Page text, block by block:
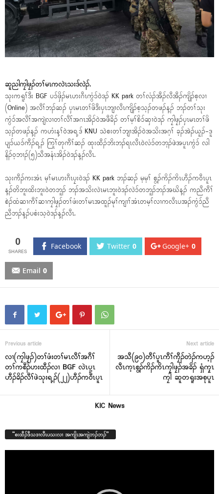
ဆူညါကၠါဖၠၣ်တၢ်မၤကလဲၤသးဒ်လဲၣ်.
သုးကရူၢ်ဒီး BGF ပၥ်ဖှိၣ်မၤဟးဂီၤကွံၥ်ဝဲဒၣ် KK park တၢ်လံၣ်အီၣ်လီအီၣ်ကျိၣ်စ့လၢ
(Online) အလီၢ်ဘၣ်ဆၣ် ပှၤမၤတၢ်ဖိဒီးပှၤဘျၢလီၤကျိၣ်စ့သ့ၣ်တဖၣ်န့ၣ် ဘၣ်တၢ်သုး
ကွံၥ်အလီၢ်အကျဲလၢတၢ်လီၢ်အဂၤအိၣ်ဝဲအဖီခိၣ် တၢ်မ့ၢ်စိၥ်ဆှၢဝဲဒၣ် ကၠါဖၠၣ်ပှၤမၤတၢ်ဖိ
သ့ၣ်တဖၣ်န့ၣ် ကဟံးန့ၢ်ဝဲအရ့ဒ် KNU သဲစးတၢ်ဘျၢအိၣ်ဝဲအသိးအဂ့ၢ် ခ့ၣ်အဲၣ်ယူၣ်-ဒူ
ပျၥ်ယၥ်ကီၣ်ရ့ၣ် ကြုၢ်တုကီၢ်ဆၣ် ထုးထီၣ်ဘိးဘၣ်ရၤလီၤဝဲလံၥ်တဘ့ၣ်ဖဲအပူၤကွံၥ် လါ
နိၣ်ဝ့ဘၢၣ်(၅)သီအနံၤအိၣ်ဝဲဒၣ်န့ၣ်လီၤ.
သုးကီၣ်ကးအံၤ မ့ၢ်မၤဟးဂီၤပၠးဝဲဒၣ် KK park ဘၣ်ဆၣ် မ့မ့ၢ် စွ့ၣ်ကိၣ်ကိၤဟီၣ်ကဝီၤပူၤ
န့ၣ်တိဘူးထိးဘူးဝဲတဘူၣ် ဘၣ်အသိးလဲၤမၤဘူးဝဲဒၣ်လဲၥ်တဘူၣ်ဘၣ်အဃိန့ၣ် ကညီကီၢ်
စဲၣ်ထံဆၢကီၢ်ဆၢကၠါဖၠၣ်တၢ်ဖံးတၢ်မၤအထူၣ်မုၢ်ကျၢၢ်အံၤတမ့ၢ်လၢကလီၤပအၣ်ကွံၥ်ညီ
ညီဘၣ်န့ၣ်ပစံးသ့ဝဲဒၣ်န့ၣ်လီၤ.
0 Facebook Twitter 0 Google+ 0
Email 0
Previous article
လၢ(ကၠါဖၠၣ်)တၢ်ဖံးတၢ်မၤလီၢ်အဂီၢ်
တၢ်ကစီၣ်ဟးထီၣ်လၢ BGF လဲၤပှ့ၤ
ဟီၣ်ခိၣ်လီၢ်ဖဲသုးရ့ၣ်(၂၂)ဟီၣ်ကဝီၤပူၤ
Next article
အသီ(၉၀)တီၢ်ပူၤကီၢ်ကၠီၣ်တဲၣ်ကဟ့ၣ်
လီၤက့ၤစွ့ၣ်ကိၣ်ကိၤကၠါဖၠၣ်အခိၣ် ရှံကၠ့ၤ
ကၠါ ဆူတရူးအစုပူၤ
KIC News
“စးထီၣ်ဒီသဒၢလီၤပသးလၢ အကျိၤအကျဲဘၣ်ဘၣ်”